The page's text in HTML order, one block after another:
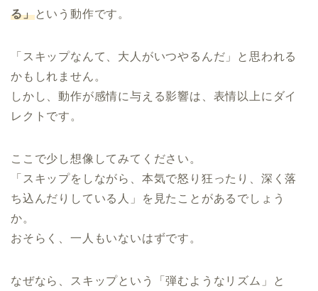
る」という動作です。
「スキップなんて、大人がいつやるんだ」と思われる
かもしれません。
しかし、動作が感情に与える影響は、表情以上にダイ
レクトです。
ここで少し想像してみてください。
「スキップをしながら、本気で怒り狂ったり、深く落
ち込んだりしている人」を見たことがあるでしょう
か。
おそらく、一人もいないはずです。
なぜなら、スキップという「弾むようなリズム」と